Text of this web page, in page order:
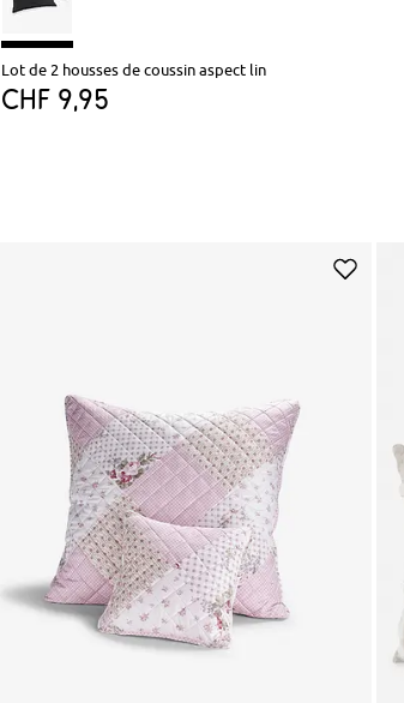
Lot de 2 housses de coussin aspect lin
CHF 9,95